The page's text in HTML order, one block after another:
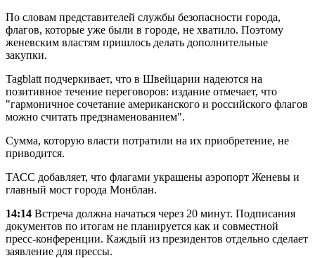
По словам представителей службы безопасности города,
флагов, которые уже были в городе, не хватило. Поэтому
женевским властям пришлось делать дополнительные
закупки.
Tagblatt подчеркивает, что в Швейцарии надеются на
позитивное течение переговоров: издание отмечает, что
"гармоничное сочетание американского и российского флагов
можно считать предзнаменованием".
Сумма, которую власти потратили на их приобретение, не
приводится.
ТАСС добавляет, что флагами украшены аэропорт Женевы и
главный мост города Монблан.
14:14 Встреча должна начаться через 20 минут. Подписания
документов по итогам не планируется как и совместной
пресс-конференции. Каждый из президентов отдельно сделает
заявление для прессы.